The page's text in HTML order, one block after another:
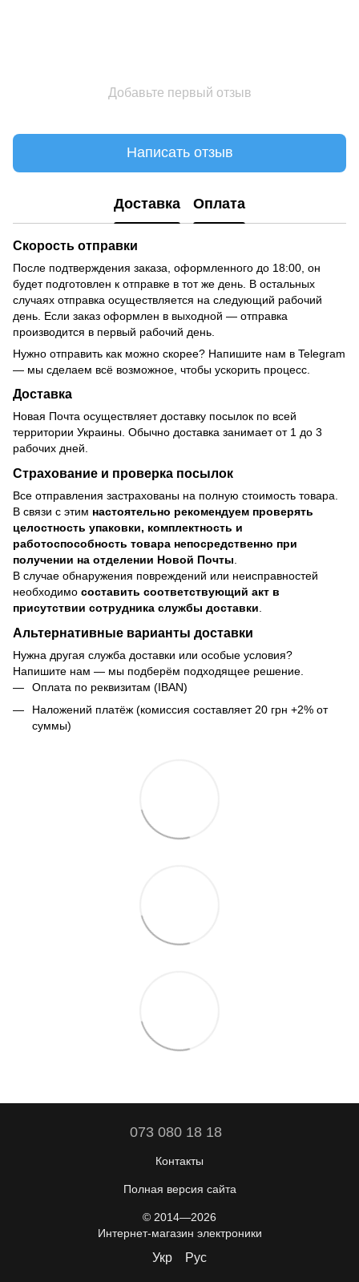
Добавьте первый отзыв
Написать отзыв
Доставка Оплата
Скорость отправки
После подтверждения заказа, оформленного до 18:00, он
будет подготовлен к отправке в тот же день. В остальных
случаях отправка осуществляется на следующий рабочий
день. Если заказ оформлен в выходной — отправка
производится в первый рабочий день.
Нужно отправить как можно скорее? Напишите нам в Telegram
— мы сделаем всё возможное, чтобы ускорить процесс.
Доставка
Новая Почта осуществляет доставку посылок по всей
территории Украины. Обычно доставка занимает от 1 до 3
рабочих дней.
Страхование и проверка посылок
Все отправления застрахованы на полную стоимость товара.
В связи с этим настоятельно рекомендуем проверять
целостность упаковки, комплектность и
работоспособность товара непосредственно при
получении на отделении Новой Почты
В случае обнаружения повреждений или неисправностей
необходимо составить соответствующий акт в
присутствии сотрудника службы доставки
Альтернативные варианты доставки
Нужна другая служба доставки или особые условия?
Напишите нам — мы подберём подходящее решение.
Оплата по реквизитам (IBAN)
Наложений платёж (комиссия составляет 20 грн +2% от
суммы)
073 080 18 18
Контакты
Полная версия сайта
© 2014—2026
Интернет-магазин электроники
Укр Рус